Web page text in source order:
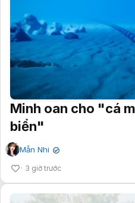
Minh oan cho "cá
biển"
Mẫn Nhi ✔
3 giờ trước